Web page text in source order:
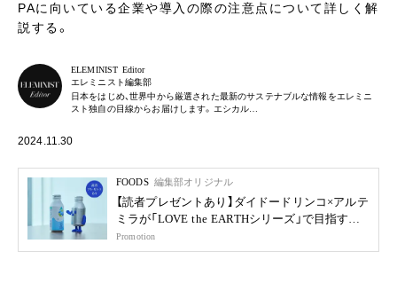
PAに向いている企業や導入の際の注意点について詳しく解
説する。
ELEMINIST Editor
エレミニスト編集部
日本をはじめ、世界中から厳選された最新のサステナブルな情報をエレミニ
スト独自の目線からお届けします。エシカル…
2024.11.30
FOODS 編集部オリジナル
【読者プレゼントあり】ダイドードリンコ×アルテ
ミラが「LOVE the EARTHシリーズ」で目指す未
来
Promotion